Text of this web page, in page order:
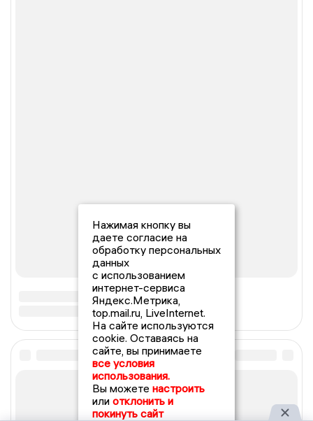
Нажимая кнопку вы
даете согласие на
обработку персональных
данных
с использованием
интернет-сервиса
Яндекс.Метрика,
top.mail.ru, LiveInternet.
На сайте используются
cookie. Оставаясь на
сайте, вы принимаете
все условия
использования.
Вы можете настроить
или отклонить и
покинуть сайт